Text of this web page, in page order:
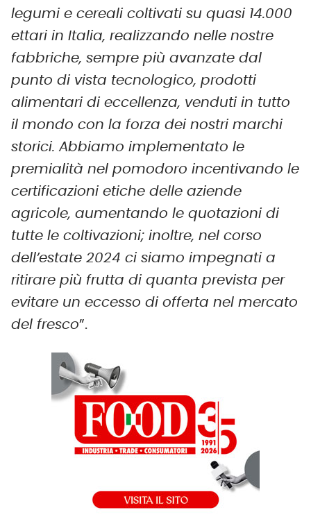
legumi e cereali coltivati su quasi 14.000
ettari in Italia, realizzando nelle nostre
fabbriche, sempre più avanzate dal
punto di vista tecnologico, prodotti
alimentari di eccellenza, venduti in tutto
il mondo con la forza dei nostri marchi
storici. Abbiamo implementato le
premialità nel pomodoro incentivando le
certificazioni etiche delle aziende
agricole, aumentando le quotazioni di
tutte le coltivazioni; inoltre, nel corso
dell’estate 2024 ci siamo impegnati a
ritirare più frutta di quanta prevista per
evitare un eccesso di offerta nel mercato
del fresco”.